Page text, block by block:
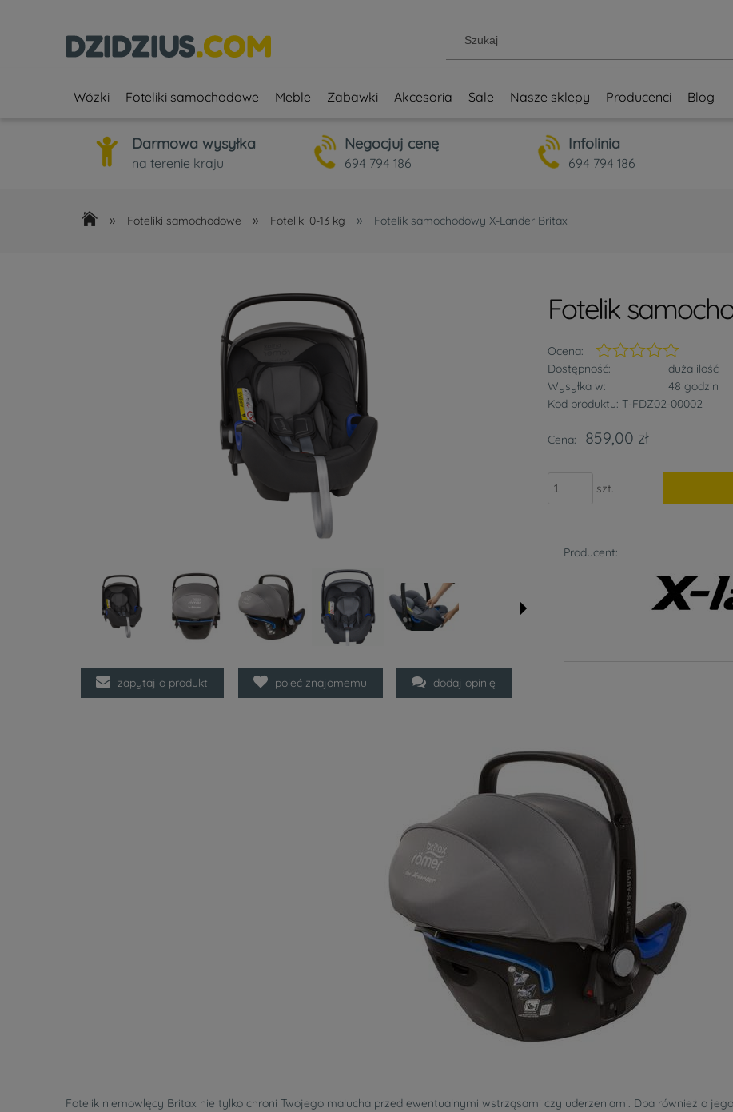
Wózki Foteliki samochodowe Meble Zabawki Akcesoria Sale Nasze sklepy Producenci Blog
Darmowa wysyłka
na terenie kraju
Negocjuj cenę
694 794 186
Infolinia
694 794 186
» Foteliki samochodowe » Foteliki 0-13 kg » Fotelik samochodowy X-Lander Britax
zapytaj o produkt poleć znajomemu dodaj opinię
Fotelik
Ocena:
Dostępność:
duża ilość
Wysyłka w:
48 godzin
Kod produktu: T-FDZ02-00002
Cena: 859,00 zł
szt.
Producent:
Fotelik niemowlęcy Britax nie tylko chroni Twojego malucha przed ewentualnymi wstrząsami czy uderzeniami. Dba również o